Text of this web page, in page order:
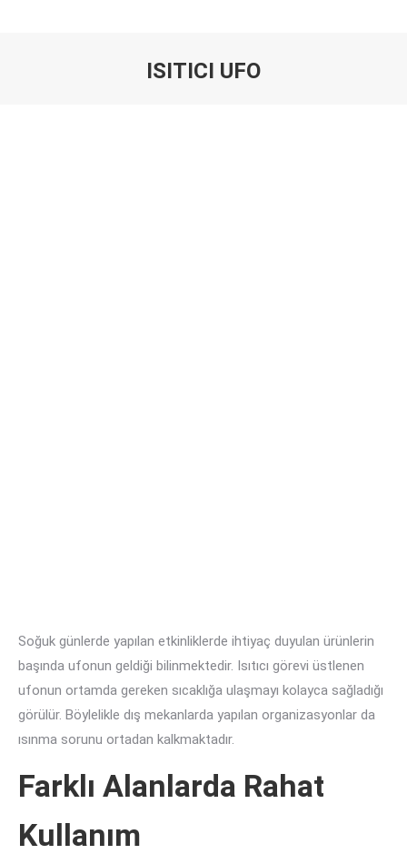
ISITICI UFO
Soğuk günlerde yapılan etkinliklerde ihtiyaç duyulan ürünlerin
başında ufonun geldiği bilinmektedir. Isıtıcı görevi üstlenen
ufonun ortamda gereken sıcaklığa ulaşmayı kolayca sağladığı
görülür. Böylelikle dış mekanlarda yapılan organizasyonlar da
ısınma sorunu ortadan kalkmaktadır.
Farklı Alanlarda Rahat
Kullanım